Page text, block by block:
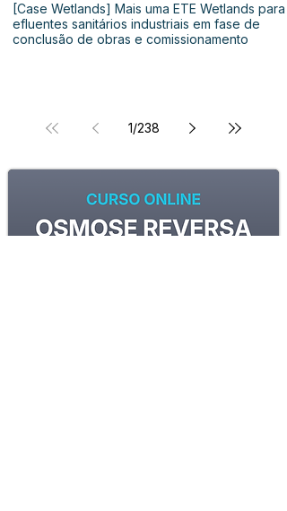
[Case Wetlands] Mais uma ETE Wetlands para
efluentes sanitários industriais em fase de
conclusão de obras e comissionamento
1/238